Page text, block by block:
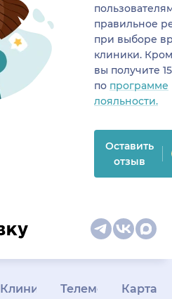
правильное
при выборе
клиники.
вы получите
по программе
лояльности.
Оставить
отзыв
КлиникамТелемедицина
Карта